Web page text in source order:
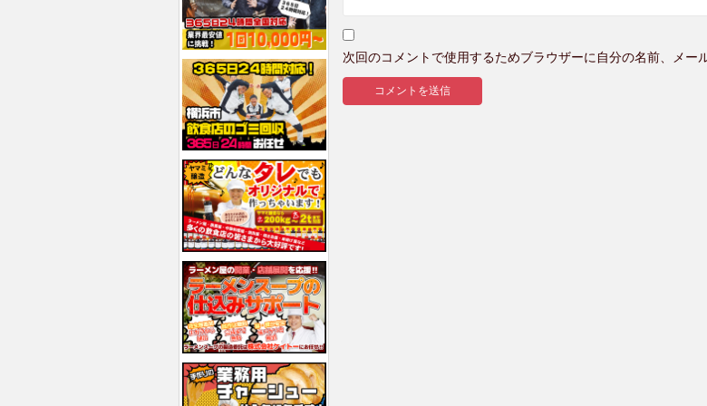
次回のコメントで使用するためブラウザーに自分の名前、メー